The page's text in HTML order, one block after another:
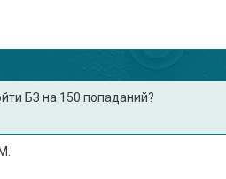
БЗ на 150 попаданий?